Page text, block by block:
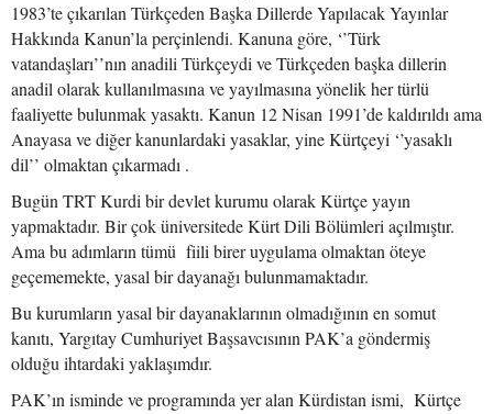
1983’te çıkarılan Türkçeden Başka Dillerde Yapılacak Yayınlar
Hakkında Kanun’la perçinlendi. Kanuna göre, ‘’Türk
vatandaşları’’nın anadili Türkçeydi ve Türkçeden başka dillerin
anadil olarak kullanılmasına ve yayılmasına yönelik her türlü
faaliyette bulunmak yasaktı. Kanun 12 Nisan 1991’de kaldırıldı ama
Anayasa ve diğer kanunlardaki yasaklar, yine Kürtçeyi ‘’yasaklı
dil’’ olmaktan çıkarmadı .
Bugün TRT Kurdi bir devlet kurumu olarak Kürtçe yayın
yapmaktadır. Bir çok üniversitede Kürt Dili Bölümleri açılmıştır.
Ama bu adımların tümü fiili birer uygulama olmaktan öteye
geçememekte, yasal bir dayanağı bulunmamaktadır.
Bu kurumların yasal bir dayanaklarının olmadığının en somut
kanıtı, Yargıtay Cumhuriyet Başsavcısının PAK’a göndermiş
olduğu ihtardaki yaklaşımdır.
PAK’ın isminde ve programında yer alan Kürdistan ismi, Kürtçe